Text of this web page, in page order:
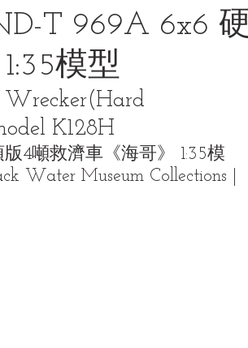
T 969A 6x6 硬
模型
K128H
4噸救濟車《海哥》 1:35模
Water Museum Collections |